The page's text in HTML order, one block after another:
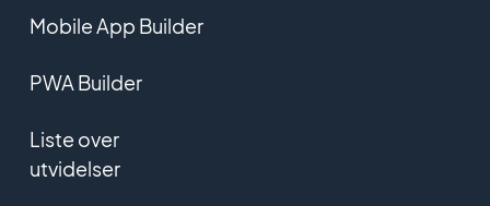
Mobile App Builder
PWA Builder
Liste over
utvidelser